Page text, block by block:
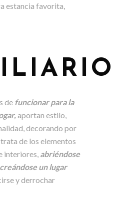
estancia favorita,
de funcionar para la
aportan estilo,
decorando por
de los elementos
interiores, abriéndose
un lugar
y derrochar